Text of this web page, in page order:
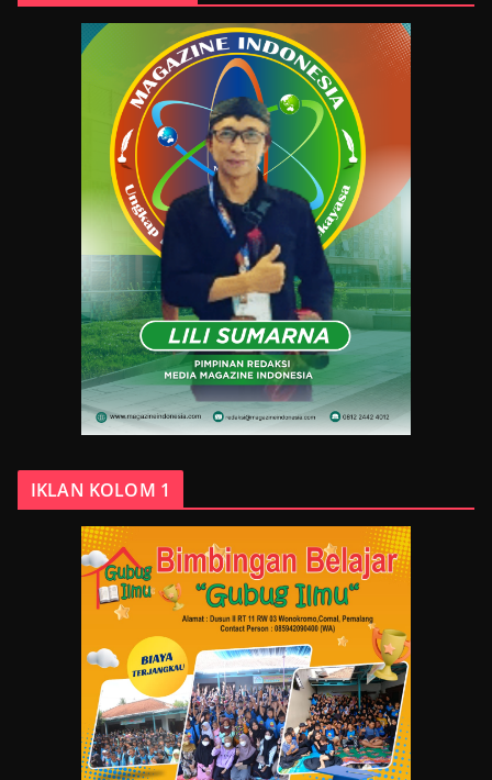
IKLAN KOLOM 1